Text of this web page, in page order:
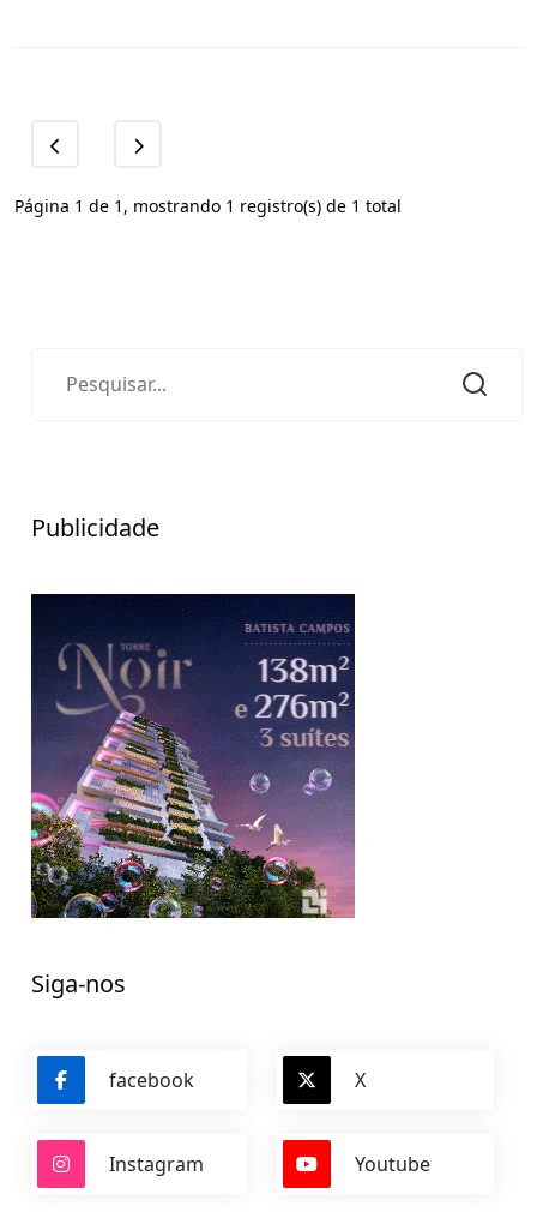
Página 1 de 1, mostrando 1 registro(s) de 1 total
Publicidade
Siga-nos
facebook X
Instagram Youtube